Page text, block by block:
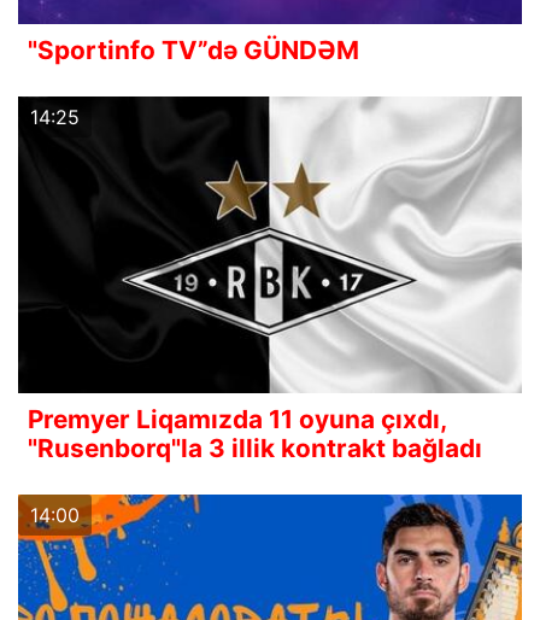
"Sportinfo TV”də GÜNDƏM
14:25
Premyer Liqamızda 11 oyuna çıxdı,
"Rusenborq"la 3 illik kontrakt bağladı
14:00